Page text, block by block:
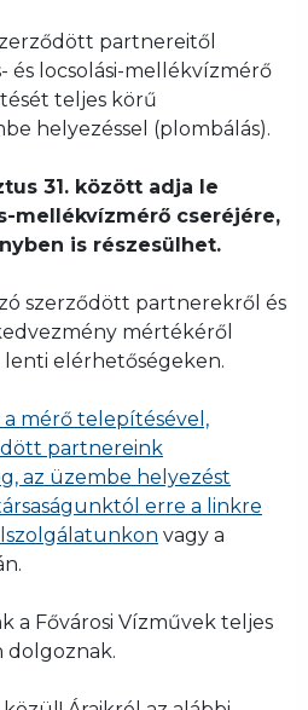
partnereitől
és locsolási-mellékvízmérő
teljes körű
helyezéssel (plombálás).
31. között adja le
mellékvízmérő cseréjére,
is részesülhet.
szerződött partnerekről és
mértékéről
elérhetőségeken.
mérő telepítésével,
partnereink
az üzembe helyezést
erre a linkre
vagy a
a Fővárosi Vízművek teljes
dolgoznak.